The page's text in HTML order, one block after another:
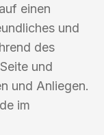
einen
und
des
und
und Anliegen.
im